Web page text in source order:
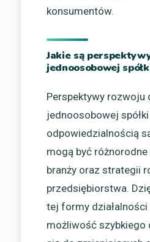
konsumentów.
Jakie są
jednoosobowej
Perspektywy rozwoju
jednoosobowej
odpowiedzialnością
mogą być
branży oraz strategii
przedsiębiorstwa.
tej formy działalności
możliwość szybkiego